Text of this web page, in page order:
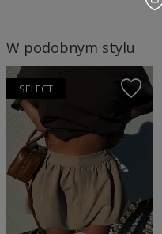
W podobnym stylu
SELECT